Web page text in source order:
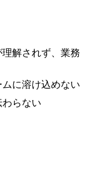
解されず、業務
ムに溶け込めない
らない